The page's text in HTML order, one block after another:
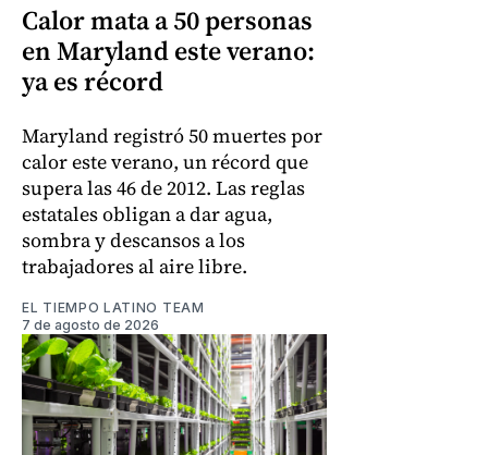
Calor mata a 50 personas
en Maryland este verano:
ya es récord
Maryland registró 50 muertes por
calor este verano, un récord que
supera las 46 de 2012. Las reglas
estatales obligan a dar agua,
sombra y descansos a los
trabajadores al aire libre.
EL TIEMPO LATINO TEAM
7 de agosto de 2026